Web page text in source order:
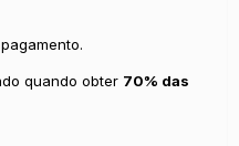
quando obter 70% das